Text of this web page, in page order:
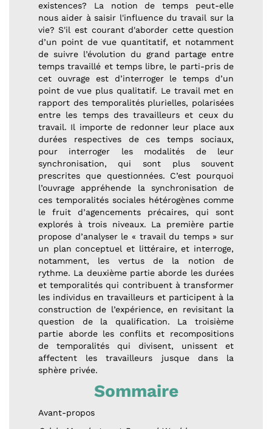
existences? La notion de temps peut-elle
nous aider à saisir l'influence du travail sur la
vie? S'il est courant d'aborder cette question
d’un point de vue quantitatif, et notamment
de suivre l’évolution du grand partage entre
temps travaillé et temps libre, le parti-pris de
cet ouvrage est d’interroger le temps d’un
point de vue plus qualitatif. Le travail met en
rapport des temporalités plurielles, polarisées
entre les temps des travailleurs et ceux du
travail. Il importe de redonner leur place aux
durées respectives de ces temps sociaux,
pour interroger les modalités de leur
synchronisation, qui sont plus souvent
prescrites que questionnées. C’est pourquoi
l’ouvrage appréhende la synchronisation de
ces temporalités sociales hétérogènes comme
le fruit d’agencements précaires, qui sont
explorés à trois niveaux. La première partie
propose d’analyser le « travail du temps » sur
un plan conceptuel et littéraire, et interroge,
notamment, les vertus de la notion de
rythme. La deuxième partie aborde les durées
et temporalités qui contribuent à transformer
les individus en travailleurs et participent à la
construction de l’expérience, en revisitant la
question de la qualification. La troisième
partie aborde les conflits et recompositions
de temporalités qui divisent, unissent et
affectent les travailleurs jusque dans la
sphère privée.
Sommaire
Avant-propos